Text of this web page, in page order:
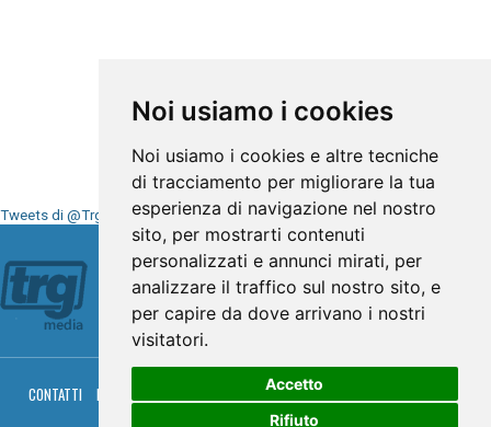
Noi usiamo i cookies
Noi usiamo i cookies e altre tecniche
di tracciamento per migliorare la tua
esperienza di navigazione nel nostro
sito, per mostrarti contenuti
personalizzati e annunci mirati, per
analizzare il traffico sul nostro sito, e
per capire da dove arrivano i nostri
visitatori.
Accetto
Rifiuto
Tweets di @TrgMedia
Seguici su
CONTATTI PRIVACY PALINSESTO DIRETTA TV
RGM HITRADIO